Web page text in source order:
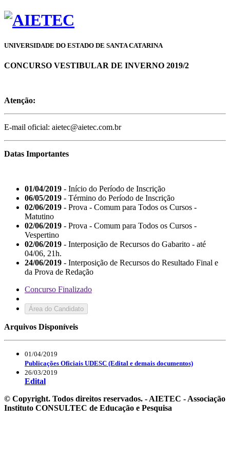
UNIVERSIDADE DO ESTADO DE SANTA CATARINA
CONCURSO VESTIBULAR DE INVERNO 2019/2
Atenção:
E-mail oficial: aietec@aietec.com.br
Datas Importantes
01/04/2019 - Início do Período de Inscrição
06/05/2019 - Término do Período de Inscrição
02/06/2019 - Prova - Comum para Todos os Cursos -
Matutino
02/06/2019 - Prova - Comum para Todos os Cursos -
Vespertino
02/06/2019 - Interposição de Recursos do Gabarito - até
04/06, 21h.
24/06/2019 - Interposição de Recursos do Resultado Final e
da Prova de Redação
Concurso Finalizado
Área do Candidato
Arquivos Disponíveis
01/04/2019
Publicações Oficiais UDESC (Edital e demais documentos)
26/03/2019
Edital
© Copyright. Todos direitos reservados. - AIETEC - Associação
Instituto CONSULTEC de Educação e Pesquisa